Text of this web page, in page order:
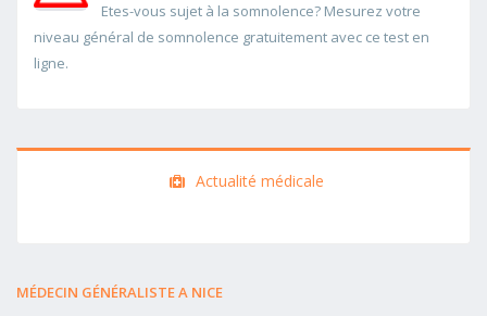
Etes-vous sujet à la somnolence? Mesurez votre
niveau général de somnolence gratuitement avec ce test en
ligne.
Actualité médicale
MÉDECIN GÉNÉRALISTE A NICE